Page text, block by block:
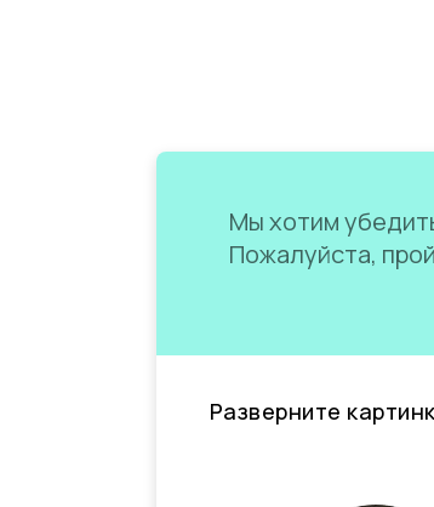
Мы хотим
Пожалуйста,
Разверните